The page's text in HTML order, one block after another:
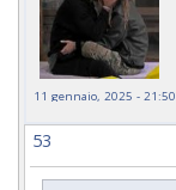
11 gennaio, 2025 - 21:50
53